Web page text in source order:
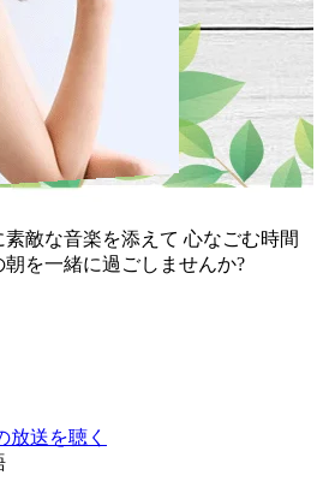
敵な音楽を添えて 心なごむ時間
を一緒に過ごしませんか?
放送を聴く